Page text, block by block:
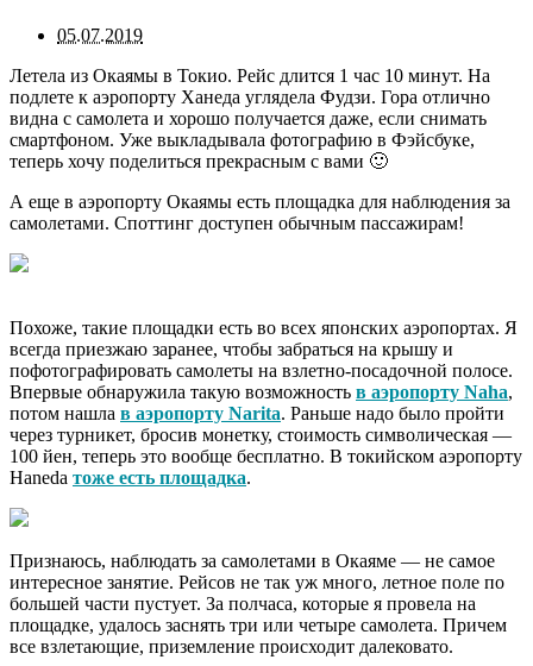
05.07.2019
Летела из Окаямы в Токио. Рейс длится 1 час 10 минут. На
подлете к аэропорту Ханеда углядела Фудзи. Гора отлично
видна с самолета и хорошо получается даже, если снимать
смартфоном. Уже выкладывала фотографию в Фэйсбуке,
теперь хочу поделиться прекрасным с вами 🙂
А еще в аэропорту Окаямы есть площадка для наблюдения за
самолетами. Споттинг доступен обычным пассажирам!
Похоже, такие площадки есть во всех японских аэропортах. Я
всегда приезжаю заранее, чтобы забраться на крышу и
пофотографировать самолеты на взлетно-посадочной полосе.
Впервые обнаружила такую возможность в аэропорту Naha,
потом нашла в аэропорту Narita. Раньше надо было пройти
через турникет, бросив монетку, стоимость символическая —
100 йен, теперь это вообще бесплатно. В токийском аэропорту
Haneda тоже есть площадка.
Признаюсь, наблюдать за самолетами в Окаяме — не самое
интересное занятие. Рейсов не так уж много, летное поле по
большей части пустует. За полчаса, которые я провела на
площадке, удалось заснять три или четыре самолета. Причем
все взлетающие, приземление происходит далековато.